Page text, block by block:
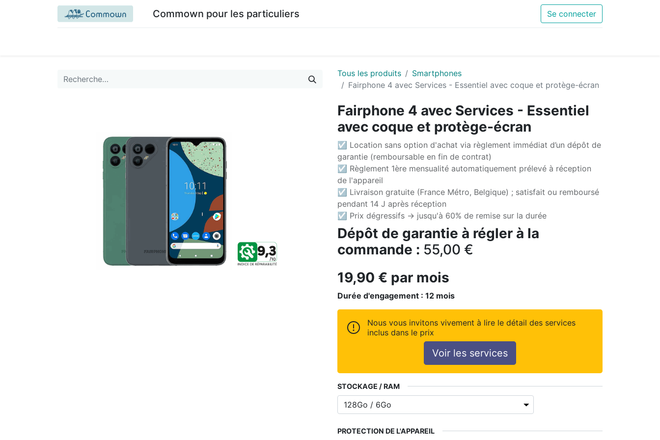
Commown pour les particuliers Se connecter
Tous les produits
Smartphones
Fairphone 4 avec Services - Essentiel avec coque et protège-écran
Fairphone 4 avec Services - Essentiel
avec coque et protège-écran
☑ Location sans option d'achat via règlement immédiat d’un dépôt de
garantie (remboursable en fin de contrat)
☑ Règlement 1ère mensualité automatiquement prélevé à réception
de l'appareil
☑ Livraison gratuite (France Métro, Belgique) ; satisfait ou remboursé
pendant 14 J après réception
☑ Prix dégressifs -> jusqu'à 60% de remise sur la durée
Dépôt de garantie à régler à la
commande : 55,00 €
19,90 € par mois
Durée d'engagement : 12 mois
Nous vous invitons vivement à lire le détail des services
inclus dans le prix
Voir les services
STOCKAGE / RAM
PROTECTION DE L'APPAREIL